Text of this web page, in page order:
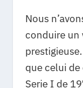
Nous
conduire un
que celui de
Serie I de